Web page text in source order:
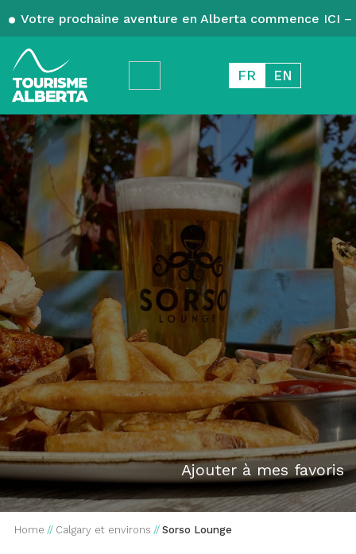
Votre prochaine aventure en Alberta commence ICI
FR EN
Ajouter à mes favoris
Home // Calgary et environs // Sorso Lounge